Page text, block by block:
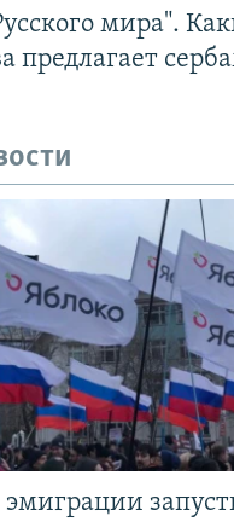
мира".
предлагает
эмиграции